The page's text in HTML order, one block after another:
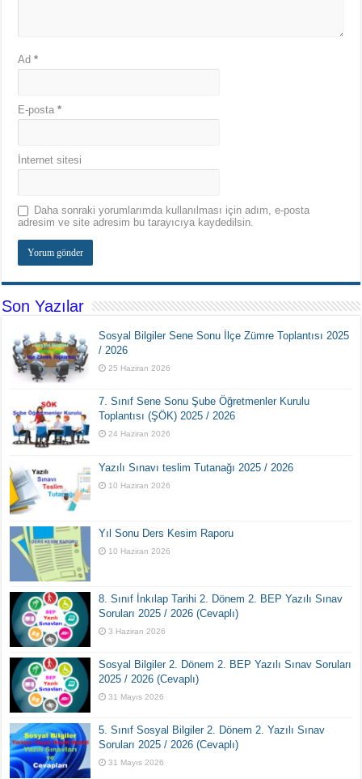
Ad*
E-posta*
İnternet sitesi
Daha sonraki yorumlarımda kullanılması için adım, e-posta
adresim ve site adresim bu tarayıcıya kaydedilsin.
Son Yazılar
Sosyal Bilgiler Sene Sonu İlçe Zümre Toplantısı 2025
/ 2026
25 Haziran 2026
7. Sınıf Sene Sonu Şube Öğretmenler Kurulu
Toplantısı (ŞÖK) 2025 / 2026
24 Haziran 2026
Yazılı Sınavı teslim Tutanağı 2025 / 2026
10 Haziran 2026
Yıl Sonu Ders Kesim Raporu
10 Haziran 2026
8. Sınıf İnkılap Tarihi 2. Dönem 2. BEP Yazılı Sınav
Soruları 2025 / 2026 (Cevaplı)
3 Haziran 2026
Sosyal Bilgiler 2. Dönem 2. BEP Yazılı Sınav Soruları
2025 / 2026 (Cevaplı)
31 Mayıs 2026
5. Sınıf Sosyal Bilgiler 2. Dönem 2. Yazılı Sınav
Soruları 2025 / 2026 (Cevaplı)
31 Mayıs 2026